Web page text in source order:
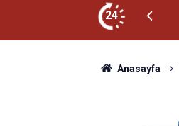
24
Başkan gruptan ayrıldı
Anasayfa